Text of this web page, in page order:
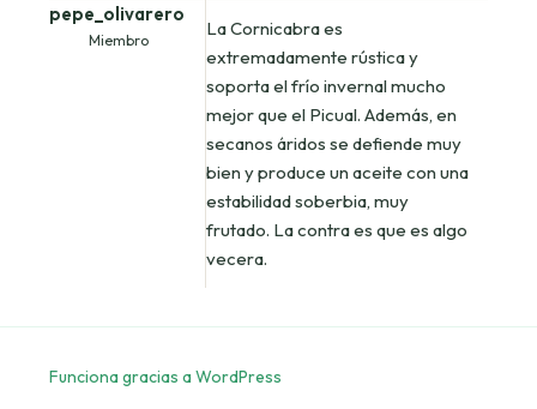
pepe_olivarero
Miembro
La Cornicabra es
extremadamente rústica y
soporta el frío invernal mucho
mejor que el Picual. Además, en
secanos áridos se defiende muy
bien y produce un aceite con una
estabilidad soberbia, muy
frutado. La contra es que es algo
vecera.
Funciona gracias a WordPress